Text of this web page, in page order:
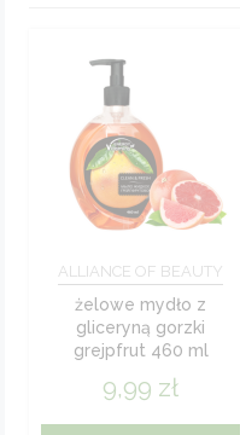
ALLIANCE OF BEAUTY
żelowe mydło z
gliceryną gorzki
grejpfrut 460 ml
9,99 zł